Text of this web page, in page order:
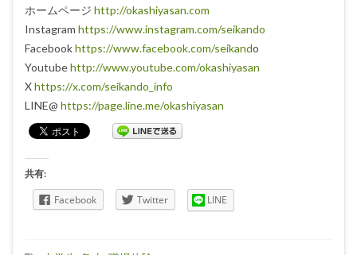
ホームページ http://okashiyasan.com
Instagram https://www.instagram.com/seikando
Facebookhttps://www.facebook.com/seikando
Youtubehttp://www.youtube.com/okashiyasan
Xhttps://x.com/seikando_info
LINE@ https://page.line.me/okashiyasan
共有:
Facebook Twitter LINE